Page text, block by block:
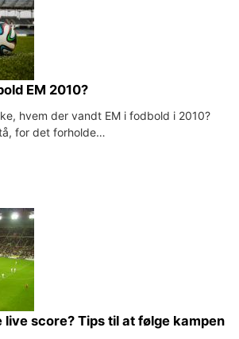
EM 2010?
hvem der vandt EM i fodbold i 2010?
for det forholde…
live score? Tips til at følge kampen